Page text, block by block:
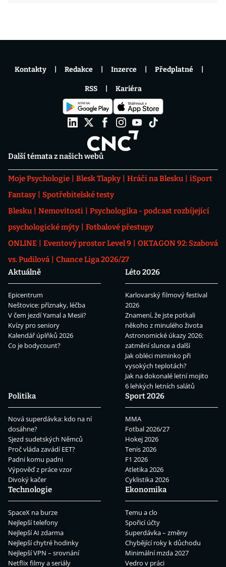
Další témata z našich webů
Moje Psychologie Blesk Tlapky Hráči na Blesku
iSport
Fantasy
Spotřebitelské testy
Blesku
Nemovitosti
Psychologika - podcast rozbíjející
psychologické mýty
Fotbalové přestupy
ONLINE
Eventový prostor Level 9
OKTAGON 92: Szabová
vs. Pudilová
Chance Liga 2026/27
Aktuálně
Epicentrum
Neštovice: příznaky, léčba
V čem jezdí Yamal a Mesii?
Kvízy pro seniory
Kalendář úplňků 2026
Co je bodycount?
Léto 2026
Karlovarský filmový festival
2026
Znamení, že jste potkali
někoho z minulého života
Astronomické úkazy 2026:
zatmění slunce a další
Jak obléci miminko při
vysokých teplotách?
Jak na dokonalé letní mojito
6 lehkých letních salátů
Politika
Nová superdávka: kdo na ní
dosáhne?
Sjezd sudetských Němců
Proč vláda zavádí EET?
Padni komu padni
Výpověď z práce vzor
Divoký kačer
Sport 2026
MMA
Fotbal 2026/27
Hokej 2026
Tenis 2026
F1 2026
Atletika 2026
Cyklistika 2026
Technologie
SpaceX na burze
Nejlepší telefony
Nejlepší AI zdarma
Nejlepší chytré hodinky
Nejlepší VPN – srovnání
Netflix filmy a seriály
Ekonomika
Temu a clo
Spořicí účty
Superdávka – změny
Chybějící roky k důchodu
Minimální mzda 2027
Vedro v práci
Kontakty Redakce Inzerce Předplatné
RSS Kariéra